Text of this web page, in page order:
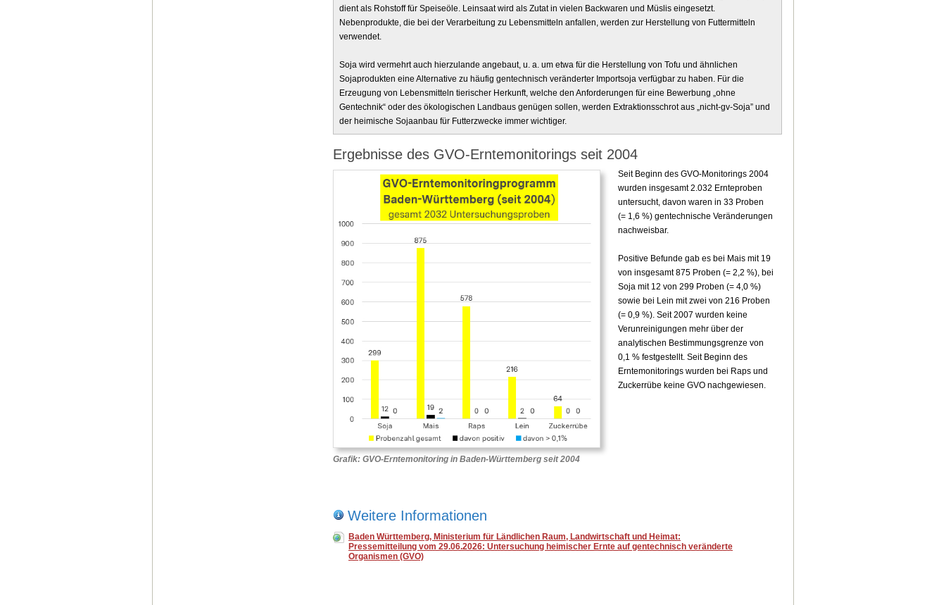
dient als Rohstoff für Speiseöle. Leinsaat wird als Zutat in vielen Backwaren und Müslis eingesetzt.
Nebenprodukte, die bei der Verarbeitung zu Lebensmitteln anfallen, werden zur Herstellung von Futtermitteln
verwendet.
Soja wird vermehrt auch hierzulande angebaut, u. a. um etwa für die Herstellung von Tofu und ähnlichen
Sojaprodukten eine Alternative zu häufig gentechnisch veränderter Importsoja verfügbar zu haben. Für die
Erzeugung von Lebensmitteln tierischer Herkunft, welche den Anforderungen für eine Bewerbung „ohne
Gentechnik“ oder des ökologischen Landbaus genügen sollen, werden Extraktionsschrot aus „nicht-gv-Soja” und
der heimische Sojaanbau für Futterzwecke immer wichtiger.
Ergebnisse des GVO-Erntemonitorings seit 2004
Grafik: GVO-Erntemonitoring in Baden-Württemberg seit 2004
Seit Beginn des GVO-Monitorings 2004
wurden insgesamt 2.032 Ernteproben
untersucht, davon waren in 33 Proben
(= 1,6 %) gentechnische Veränderungen
nachweisbar.
Positive Befunde gab es bei Mais mit 19
von insgesamt 875 Proben (= 2,2 %), bei
Soja mit 12 von 299 Proben (= 4,0 %)
sowie bei Lein mit zwei von 216 Proben
(= 0,9 %). Seit 2007 wurden keine
Verunreinigungen mehr über der
analytischen Bestimmungsgrenze von
0,1 % festgestellt. Seit Beginn des
Erntemonitorings wurden bei Raps und
Zuckerrübe keine GVO nachgewiesen.
Weitere Informationen
Baden Württemberg, Ministerium für Ländlichen Raum, Landwirtschaft und Heimat:
Pressemitteilung vom 29.06.2026: Untersuchung heimischer Ernte auf gentechnisch veränderte
Organismen (GVO)